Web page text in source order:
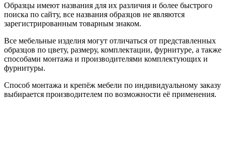
Образцы имеют названия для их различия и более быстрого
поиска по сайту, все названия образцов не являются
зарегистрированным товарным знаком.
Все мебельные изделия могут отличаться от представленных
образцов по цвету, размеру, комплектации, фурнитуре, а также
способами монтажа и производителями комплектующих и
фурнитуры.
Способ монтажа и крепёж мебели по индивидуальному заказу
выбирается производителем по возможности её применения.